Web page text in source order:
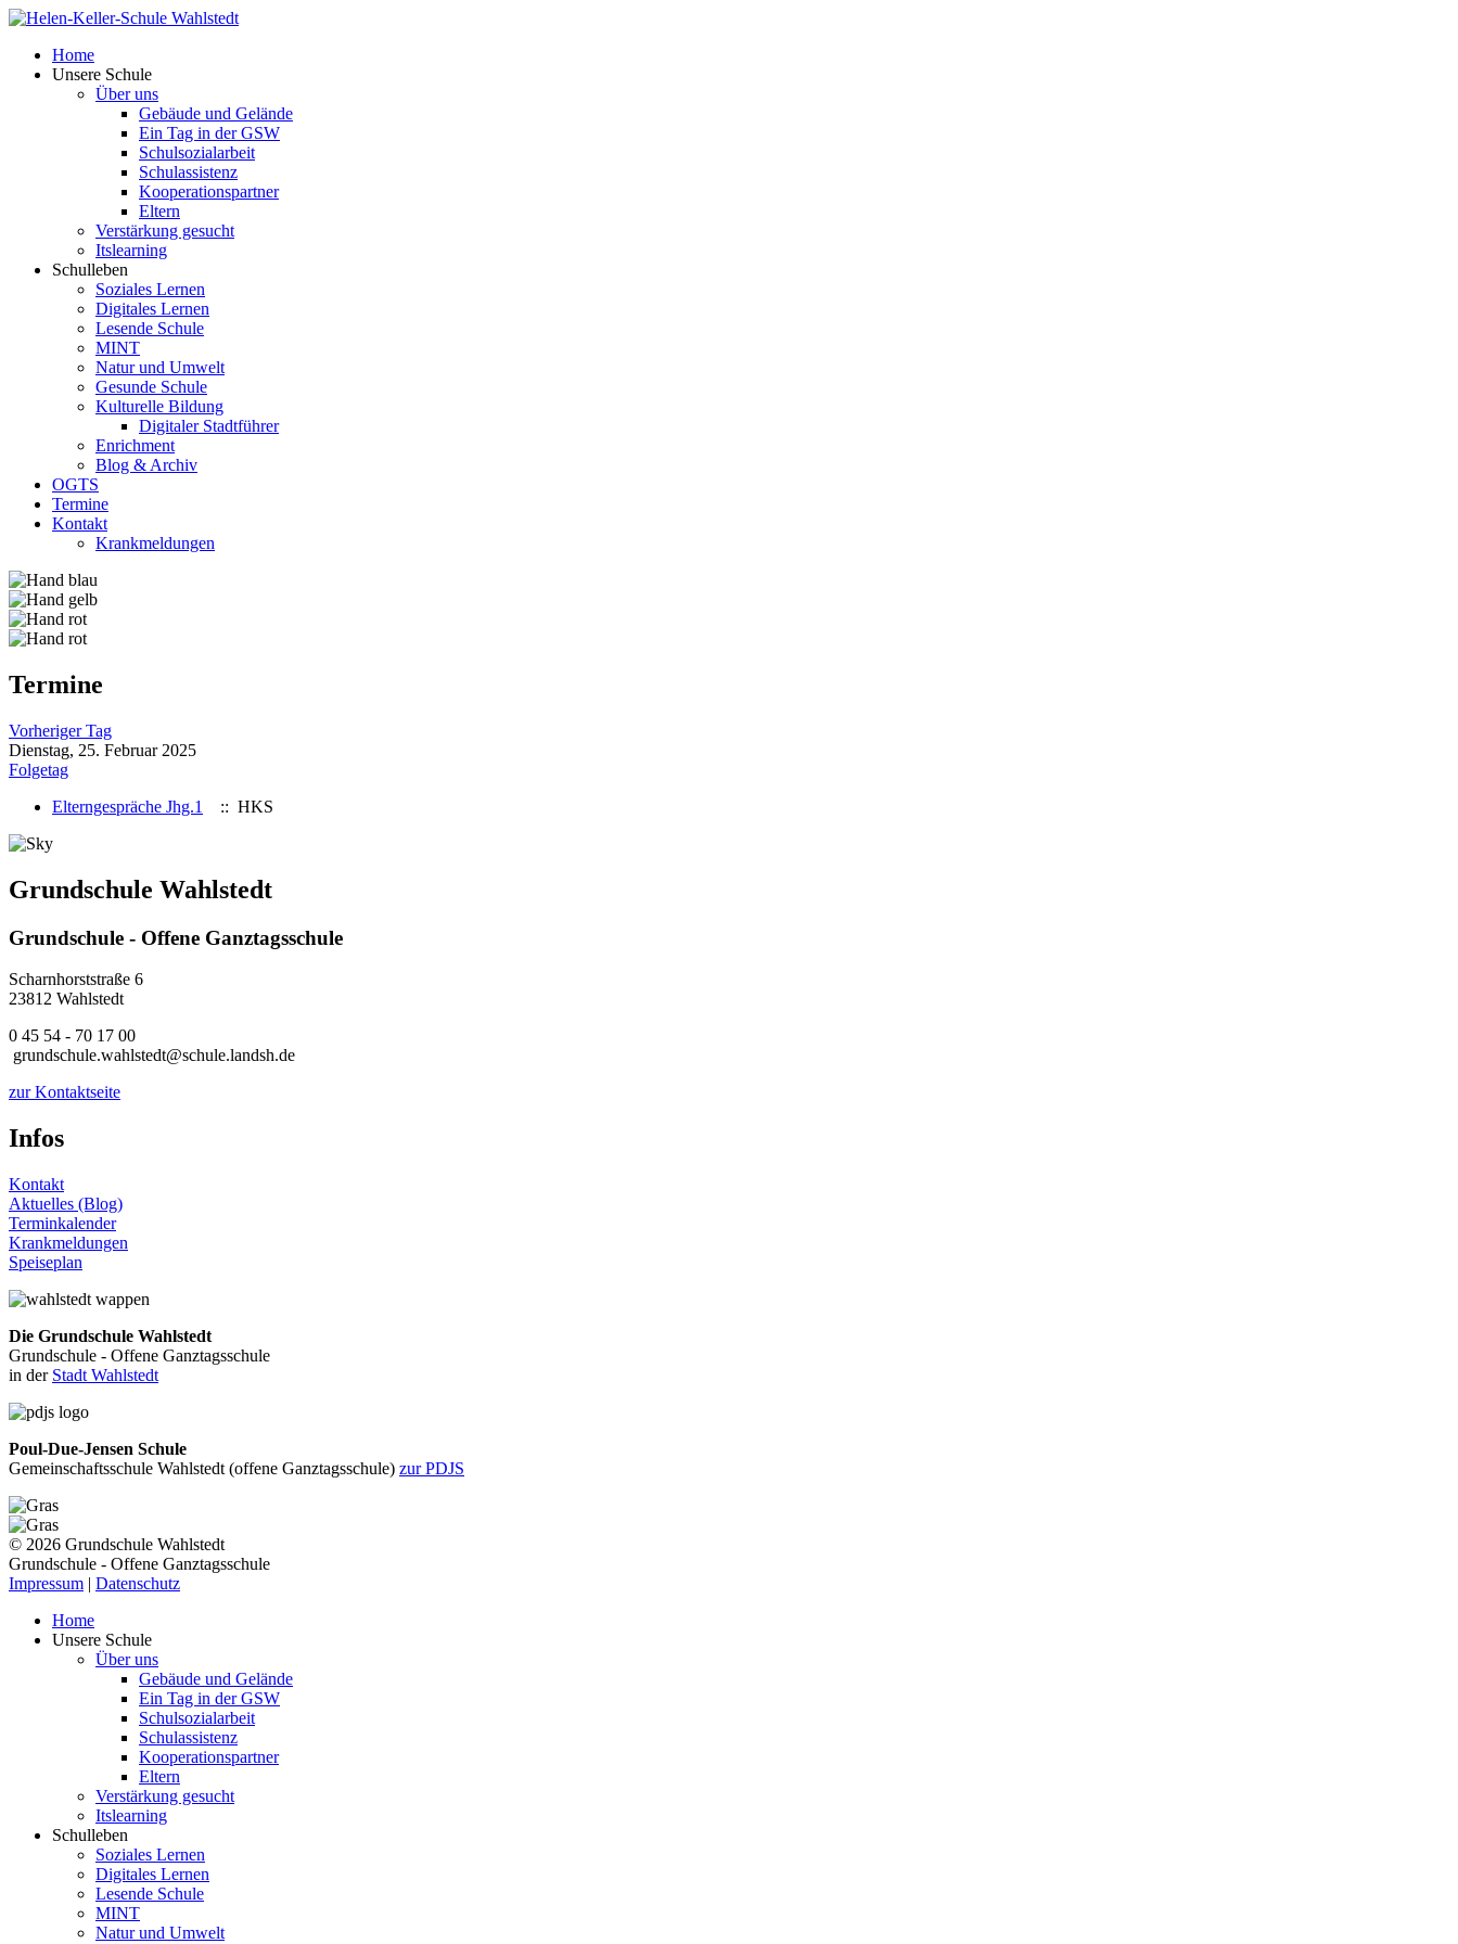
Home
Unsere Schule
Über uns
Gebäude und Gelände
Ein Tag in der GSW
Schulsozialarbeit
Schulassistenz
Kooperationspartner
Eltern
Verstärkung gesucht
Itslearning
Schulleben
Soziales Lernen
Digitales Lernen
Lesende Schule
MINT
Natur und Umwelt
Gesunde Schule
Kulturelle Bildung
Digitaler Stadtführer
Enrichment
Blog & Archiv
OGTS
Termine
Kontakt
Krankmeldungen
Termine
Vorheriger Tag
Dienstag, 25. Februar 2025
Folgetag
Elterngespräche Jhg.1
:: HKS
Grundschule Wahlstedt
Grundschule - Offene Ganztagsschule
Scharnhorststraße 6
23812 Wahlstedt
0 45 54 - 70 17 00
grundschule.wahlstedt@schule.landsh.de
zur Kontaktseite
Infos
Kontakt
Aktuelles (Blog)
Terminkalender
Krankmeldungen
Speiseplan
Die Grundschule Wahlstedt
Grundschule - Offene Ganztagsschule
in der Stadt Wahlstedt
Poul-Due-Jensen Schule
Gemeinschaftsschule Wahlstedt (offene Ganztagsschule) zur PDJS
© 2026 Grundschule Wahlstedt
Grundschule - Offene Ganztagsschule
Impressum | Datenschutz
Home
Unsere Schule
Über uns
Gebäude und Gelände
Ein Tag in der GSW
Schulsozialarbeit
Schulassistenz
Kooperationspartner
Eltern
Verstärkung gesucht
Itslearning
Schulleben
Soziales Lernen
Digitales Lernen
Lesende Schule
MINT
Natur und Umwelt